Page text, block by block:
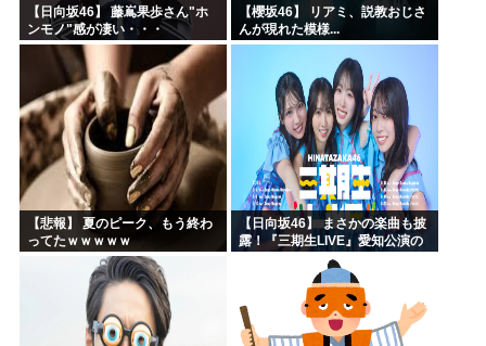
【日向坂46】 藤嶌果歩さん"ホ
ンモノ"感が凄い・・・
【櫻坂46】 リアミ、説教おじさ
んが現れた模様...
【悲報】 夏のピーク、もう終わ
ってたｗｗｗｗｗ
【日向坂46】 まさかの楽曲も披
露！『三期生LIVE』愛知公演の